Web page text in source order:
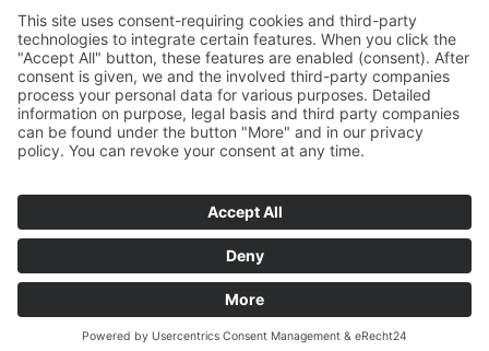
GmbH + Co. KG
Waldstraße 2
64584 Biebesheim
Germany
Contact
Fax +49 6258 802-11
www.suckow-fischer.de
© 2024 Suckow & Fischer Systeme | Alle Rechte vorbehalten